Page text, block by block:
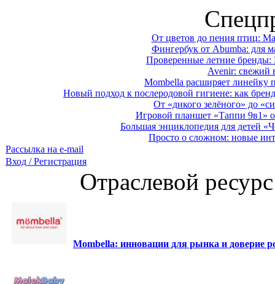
От цветов до пения птиц:
Фингербук от Abumba: для
Проверенные летние
Avenir: свежий
Mombella расширяет линейку
Новый подход к послеродовой гигиене: как
От «дикого зелёного» до
Игровой планшет «Таппи 9в1»
Большая энциклопедия для детей
Просто о сложном: новые
Рассылка на e-mail
Вход / Регистрация
Отраслевой
Mombella: инновации для рынка и доверие